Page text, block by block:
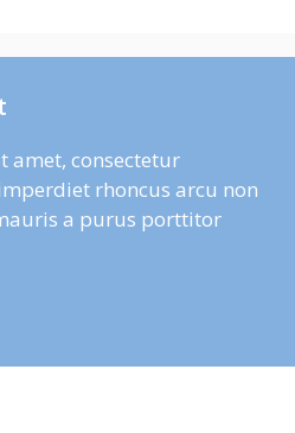
amet, consectetur
rhoncus arcu non
a purus porttitor